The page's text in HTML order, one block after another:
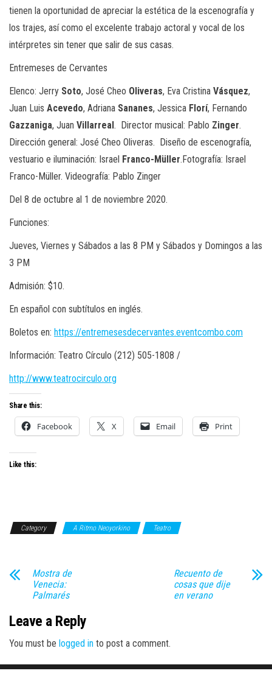
tienen la oportunidad de apreciar la estética de la escenografía y
los trajes, asícomo el excelente trabajo actoral y vocal de los
intérpretes sin tener que salir de sus casas.
Entremeses de Cervantes
Elenco: Jerry Soto, José Cheo Oliveras, Eva Cristina Vásquez,
Juan Luis Acevedo, Adriana Sananes, Jessica Florí, Fernando
Gazzaniga, Juan Villarreal. Director musical: Pablo Zinger.
Dirección general: José Cheo Oliveras. Diseño de escenografía,
vestuario e iluminación: Israel Franco-Müller.Fotografía: Israel
Franco-Müller. Videografía: Pablo Zinger
Del 8 de octubre al 1 de noviembre 2020.
Funciones:
Jueves, Viernes y Sábados a las 8 PM y Sábados y Domingos a las
3 PM
Admisión: $10.
En español con subtítulos en inglés.
Boletos en: https://entremesesdecervantes.eventcombo.com
Información: Teatro Círculo (212) 505-1808 /
http://www.teatrocirculo.org
Share this:
Facebook X Email Print
Like this:
Category A Ritmo Neoyorkino Teatro
Mostra de
Venecia:
Palmarés
Recuento de
cosas que dije
en verano
Leave a Reply
You must be logged in to post a comment.